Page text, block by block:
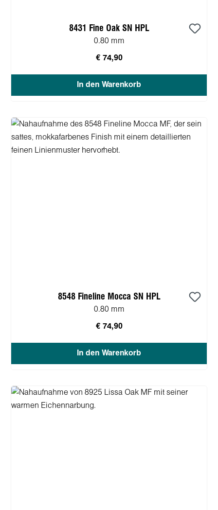
8431 Fine Oak SN HPL
0.80 mm
€ 74,90
In den Warenkorb
8548 Fineline Mocca SN HPL
0.80 mm
€ 74,90
In den Warenkorb